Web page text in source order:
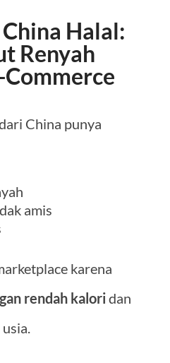
Halal:
Renyah
China punya
amis
karena
rendah kaloridan